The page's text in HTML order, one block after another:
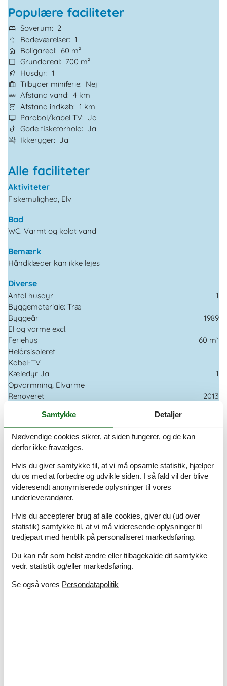
Populære faciliteter
Soverum
2
Badeværelser 1
Boligareal
60 m²
Grundareal
700 m²
Husdyr 1
Tilbyder miniferie
Nej
Afstand vand
4 km
Afstand indkøb 1 km
Parabol/kabel TV
Ja
Gode fiskeforhold
Ja
Ikkeryger
Ja
Alle faciliteter
Aktiviteter
Fiskemulighed, Elv
Bad
WC. Varmt og koldt vand
Bemærk
Håndklæder kan ikke lejes
Diverse
Antal husdyr
1
Byggemateriale: Træ
Byggeår
1989
El og varme excl.
Feriehus
60 m²
Helårsisoleret
Kabel-TV
Kæledyr Ja
1
Opvarmning, Elvarme
Renoveret
2013
El artikler
1 TV
Afs. til nærmeste vand/badning
4 km
Afstand til alt. vand/badning
Afstand til fiskemulighed
Cykeludlejning
10 km
Legeplads
100 m
Nærmeste beboelse
Nærmeste restaurant
Koncepter
Røgfrit hus
Samtykke Detaljer
Nødvendige cookies sikrer, at siden fungerer, og de kan
derfor ikke fravælges.
Hvis du giver samtykke til, at vi må opsamle statistik, hjælper
du os med at forbedre og udvikle siden. I så fald vil der blive
videresendt anonymiserede oplysninger til vores
underleverandører.
Hvis du accepterer brug af alle cookies, giver du (ud over
statistik) samtykke til, at vi må videresende oplysninger til
tredjepart med henblik på personaliseret markedsføring.
Du kan når som helst ændre eller tilbagekalde dit samtykke
vedr. statistik og/eller markedsføring.
Se også vores Persondatapolitik